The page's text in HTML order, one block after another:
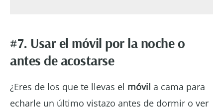
#7. Usar el móvil por la noche o
antes de acostarse
¿Eres de los que te llevas el móvil a cama para
echarle un último vistazo antes de dormir o ver